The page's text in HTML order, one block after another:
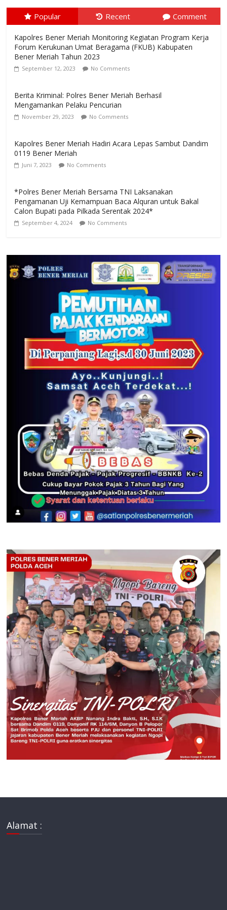
Popular Recent Comment
Kapolres Bener Meriah Monitoring Kegiatan Program Kerja
Forum Kerukunan Umat Beragama (FKUB) Kabupaten
Bener Meriah Tahun 2023
September 12, 2023 No Comments
Berita Kriminal: Polres Bener Meriah Berhasil
Mengamankan Pelaku Pencurian
November 29, 2023 No Comments
Kapolres Bener Meriah Hadiri Acara Lepas Sambut Dandim
0119 Bener Meriah
Juni 7, 2023 No Comments
*Polres Bener Meriah Bersama TNI Laksanakan
Pengamanan Uji Kemampuan Baca Alquran untuk Bakal
Calon Bupati pada Pilkada Serentak 2024*
September 4, 2024 No Comments
Alamat :